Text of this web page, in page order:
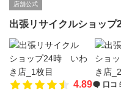
店舗公式
出張リサイクルショッ
4.89 口コ